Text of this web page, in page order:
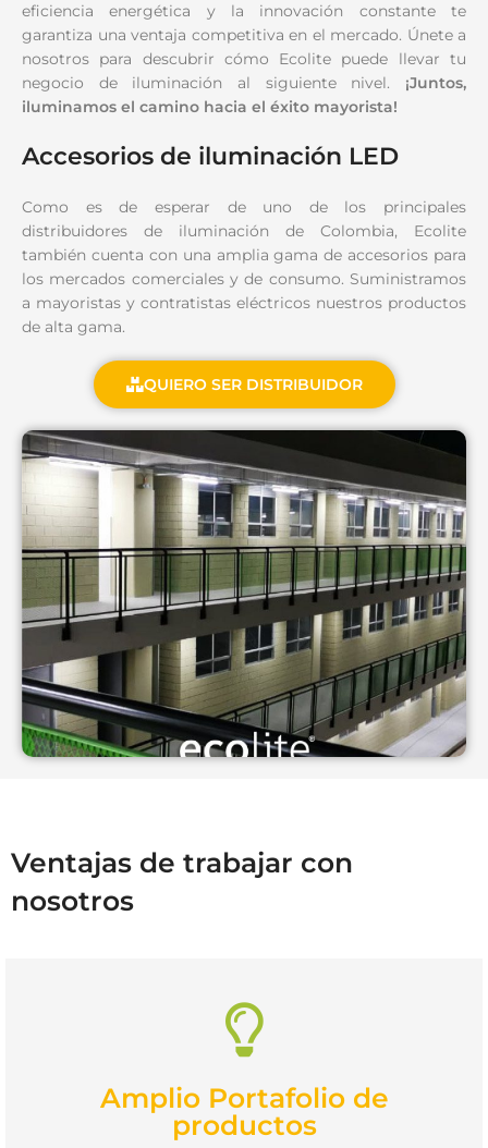
eficiencia energética y la innovación constante te
garantiza una ventaja competitiva en el mercado. Únete a
nosotros para descubrir cómo Ecolite puede llevar tu
negocio de iluminación al siguiente nivel. ¡Juntos,
iluminamos el camino hacia el éxito mayorista!
Accesorios de iluminación LED
Como es de esperar de uno de los principales
distribuidores de iluminación de Colombia, Ecolite
también cuenta con una amplia gama de accesorios para
los mercados comerciales y de consumo. Suministramos
a mayoristas y contratistas eléctricos nuestros productos
de alta gama.
QUIERO SER DISTRIBUIDOR
Ventajas de trabajar con
nosotros
Amplio Portafolio de
productos